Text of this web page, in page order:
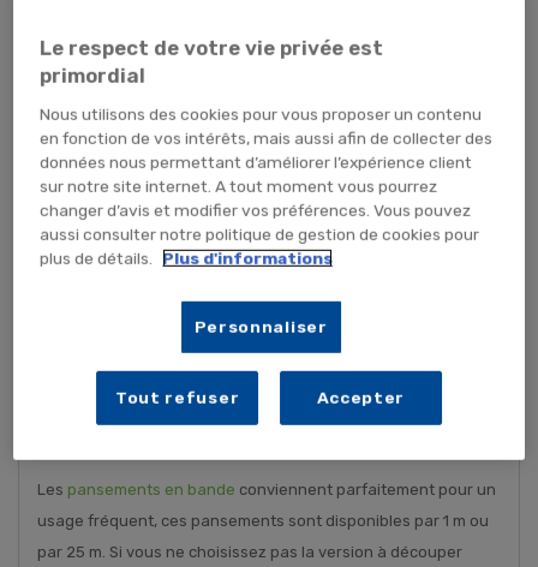
Quel format choisir ?
Les pansements en bande conviennent parfaitement pour un
usage fréquent, ces pansements sont disponibles par 1 m ou
par 25 m. Si vous ne choisissez pas la version à découper
Le respect de votre vie privée est
primordial
Nous utilisons des cookies pour vous proposer un contenu
en fonction de vos intérêts, mais aussi afin de collecter des
données nous permettant d’améliorer l’expérience client
sur notre site internet. A tout moment vous pourrez
changer d’avis et modifier vos préférences. Vous pouvez
aussi consulter notre politique de gestion de cookies pour
plus de détails.
Plus d'informations
Personnaliser
Tout refuser Accepter